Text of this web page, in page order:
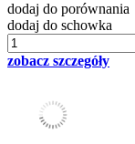
dodaj do porównania
dodaj do schowka
zobacz szczegóły